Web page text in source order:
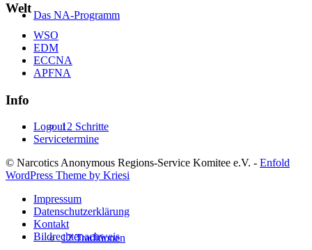
Das NA-Programm
12 Schritte
12 Traditionen
Welt
WSO
EDM
ECCNA
APFNA
Info
Logout
Servicetermine
© Narcotics Anonymous Regions-Service Komitee e.V. - Enfold
WordPress Theme by Kriesi
Impressum
Datenschutzerklärung
Kontakt
Bildrechtenachweis